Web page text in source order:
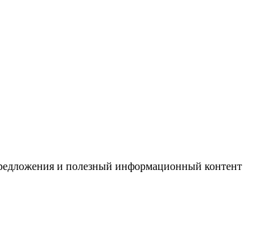
и полезный информационный контент